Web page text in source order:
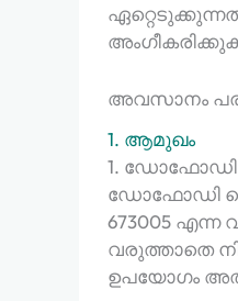
അവസാനം
1. ആമുഖം
1.
ഡോഫോഡി
673005
വരുത്താതെ
ഉപയോഗം